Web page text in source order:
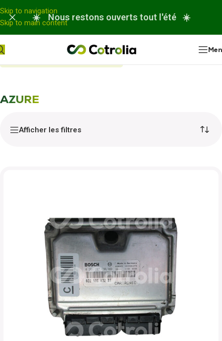
Panneau de gestion des cookies
Skip to navigation
Skip to main content
☀️ Nous restons ouverts tout l'été ☀️
AZURE
Afficher les filtres